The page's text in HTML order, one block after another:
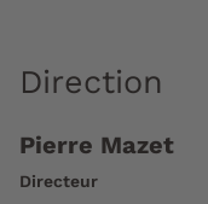
Direction
Pierre Mazet
Directeur